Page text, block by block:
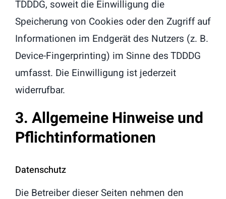
TDDDG, soweit die Einwilligung die
Speicherung von Cookies oder den Zugriff auf
Informationen im Endgerät des Nutzers (z. B.
Device-Fingerprinting) im Sinne des TDDDG
umfasst. Die Einwilligung ist jederzeit
widerrufbar.
3. Allgemeine Hinweise und
Pflicht­informationen
Datenschutz
Die Betreiber dieser Seiten nehmen den